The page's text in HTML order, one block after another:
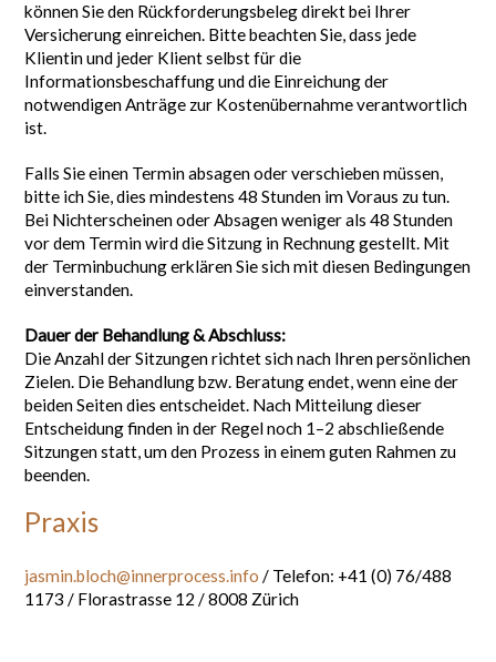
können Sie den Rückforderungsbeleg direkt bei Ihrer
Versicherung einreichen. Bitte beachten Sie, dass jede
Klientin und jeder Klient selbst für die
Informationsbeschaffung und die Einreichung der
notwendigen Anträge zur Kostenübernahme verantwortlich
ist.
Falls Sie einen Termin absagen oder verschieben müssen,
bitte ich Sie, dies mindestens 48 Stunden im Voraus zu tun.
Bei Nichterscheinen oder Absagen weniger als 48 Stunden
vor dem Termin wird die Sitzung in Rechnung gestellt. Mit
der Terminbuchung erklären Sie sich mit diesen Bedingungen
einverstanden.
Dauer der Behandlung & Abschluss:
Die Anzahl der Sitzungen richtet sich nach Ihren persönlichen
Zielen. Die Behandlung bzw. Beratung endet, wenn eine der
beiden Seiten dies entscheidet. Nach Mitteilung dieser
Entscheidung finden in der Regel noch 1–2 abschließende
Sitzungen statt, um den Prozess in einem guten Rahmen zu
beenden.
Praxis
jasmin.bloch@innerprocess.info / Telefon: +41 (0) 76/488
1173 / Florastrasse 12 / 8008 Zürich